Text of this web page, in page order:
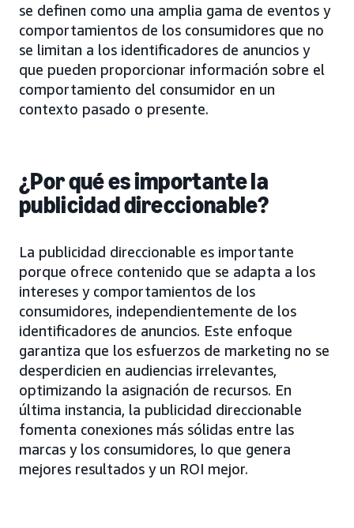
se definen como una amplia gama de eventos y
comportamientos de los consumidores que no
se limitan a los identificadores de anuncios y
que pueden proporcionar información sobre el
comportamiento del consumidor en un
contexto pasado o presente.
¿Por qué es importante la
publicidad direccionable?
La publicidad direccionable es importante
porque ofrece contenido que se adapta a los
intereses y comportamientos de los
consumidores, independientemente de los
identificadores de anuncios. Este enfoque
garantiza que los esfuerzos de marketing no se
desperdicien en audiencias irrelevantes,
optimizando la asignación de recursos. En
última instancia, la publicidad direccionable
fomenta conexiones más sólidas entre las
marcas y los consumidores, lo que genera
mejores resultados y un ROI mejor.